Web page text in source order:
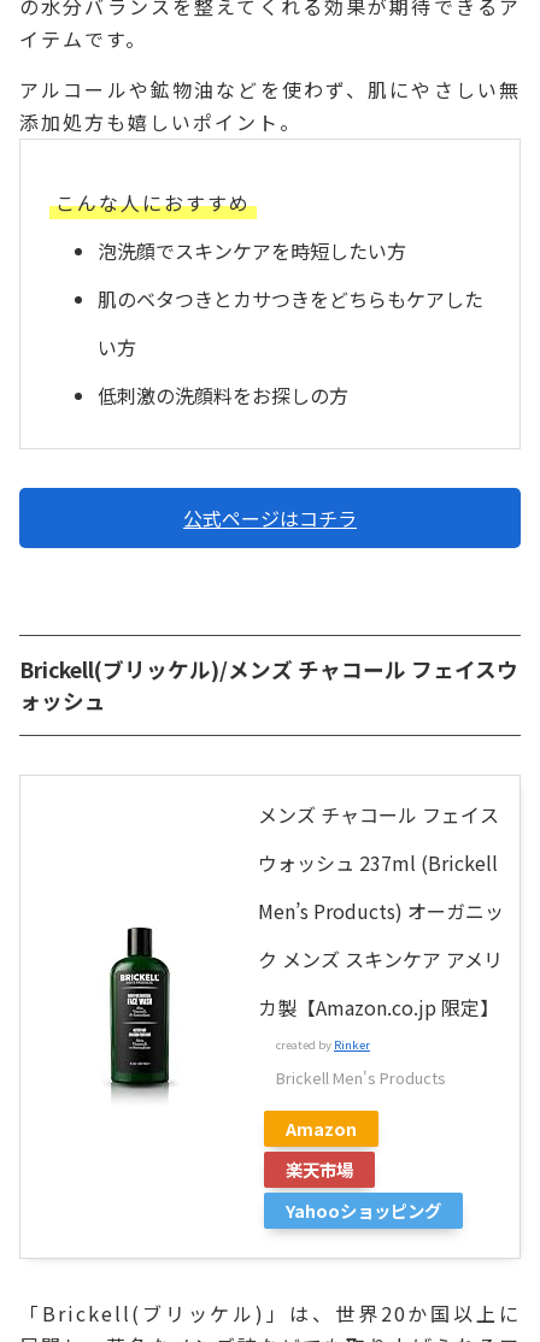
の水分バランスを整えてくれる効果が期待できるア
イテムです。
アルコールや鉱物油などを使わず、肌にやさしい無
添加処方も嬉しいポイント。
こんな人におすすめ
泡洗顔でスキンケアを時短したい方
肌のベタつきとカサつきをどちらもケアした
い方
低刺激の洗顔料をお探しの方
公式ページはコチラ
Brickell(ブリッケル)/メンズ チャコール フェイスウ
ォッシュ
メンズ チャコール フェイス
ウォッシュ 237ml (Brickell
Men’s Products) オーガニッ
ク メンズ スキンケア アメリ
カ製【Amazon.co.jp 限定】
created by Rinker
Brickell Men's Products
Amazon
楽天市場
Yahooショッピング
「Brickell(ブリッケル)」は、世界20か国以上に